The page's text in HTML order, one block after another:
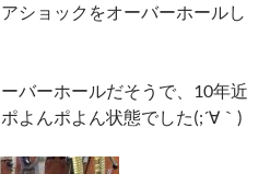
ショックをオーバーホールし
バーホールだそうで、10年近
よんポよん状態でした(;´∀｀)